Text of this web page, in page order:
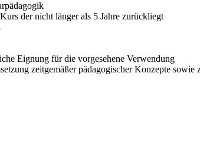
der nicht länger als 5 Jahre zurückliegt
Eignung für die vorgesehene Verwendung
zeitgemäßer pädagogischer Konzepte